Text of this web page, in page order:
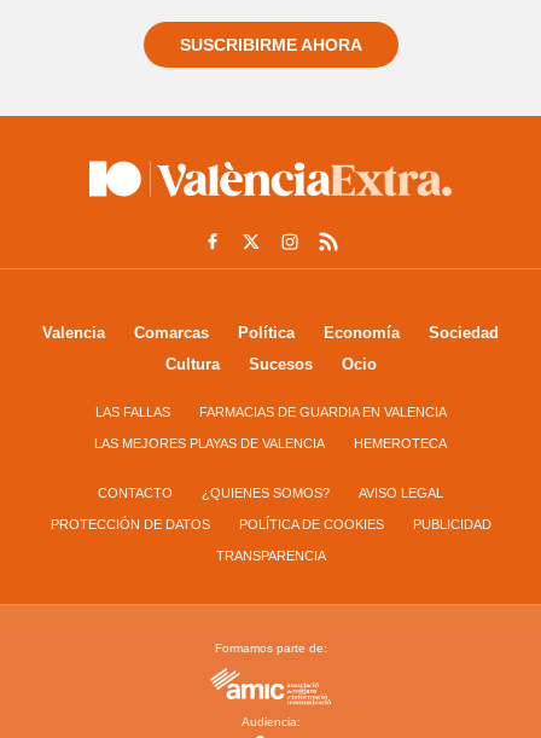
SUSCRIBIRME AHORA
Valencia Comarcas Política Economía
Sociedad
Cultura
Sucesos Ocio
LAS FALLAS FARMACIAS DE GUARDIA EN VALENCIA
LAS MEJORES PLAYAS DE VALENCIA HEMEROTECA
CONTACTO ¿QUIENES SOMOS? AVISO LEGAL
PROTECCIÓN DE DATOS POLÍTICA DE COOKIES PUBLICIDAD
TRANSPARENCIA
Formamos parte de:
Audiencia: